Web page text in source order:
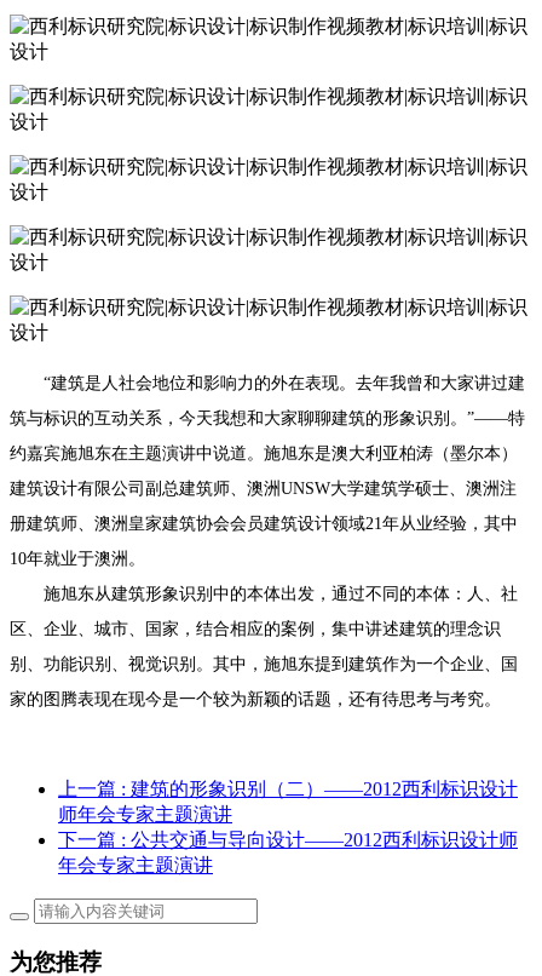
“建筑是人社会地位和影响力的外在表现。去年我曾和大家讲过建
筑与标识的互动关系，今天我想和大家聊聊建筑的形象识别。”——特
约嘉宾施旭东在主题演讲中说道。施旭东是澳大利亚柏涛（墨尔本）
建筑设计有限公司副总建筑师
澳洲UNSW大学建筑学硕士
澳洲注
册建筑师
澳洲皇家建筑协会会员建筑设计领域21年从业经验，其中
10年就业于澳洲。
施旭东从建筑形象识别中的本体出发，通过不同的本体：人、社
区、企业、城市、国家，结合相应的案例，集中讲述建筑的理念识
别、功能识别、视觉识别。其中，施旭东提到建筑作为一个企业、国
家的图腾表现在现今是一个较为新颖的话题，还有待思考与考究。
上一篇 : 建筑的形象识别（二）——2012西利标识设计
师年会专家主题演讲
下一篇 : 公共交通与导向设计——2012西利标识设计师
年会专家主题演讲
为您推荐